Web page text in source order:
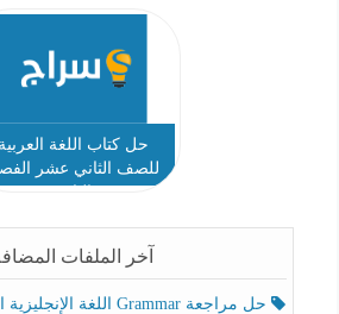
حل كتاب اللغة العربية
للصف الثاني عشر
آخر الملفات
حل مراجعة Grammar اللغة الإنجليزية الصف الخامس الفصل الثالث